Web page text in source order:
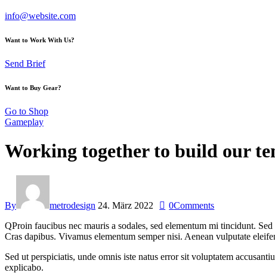
info@website.com
Want to Work With Us?
Send Brief
Want to Buy Gear?
Go to Shop
Gameplay
Working together to build our
By metrodesign 24. März 2022 0Comments
QProin faucibus nec mauris a sodales, sed elementum mi tincidunt.
Cras dapibus. Vivamus elementum semper nisi. Aenean vulputate
Sed ut perspiciatis, unde omnis iste natus error sit voluptatem
explicabo.